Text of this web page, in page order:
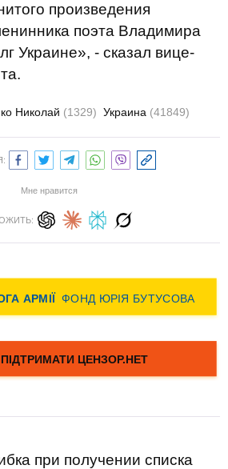
произведения
поэта Владимира
Украине», - сказал вице-
Николай (1329) Украина (41849)
Мне нравится
при получении списка